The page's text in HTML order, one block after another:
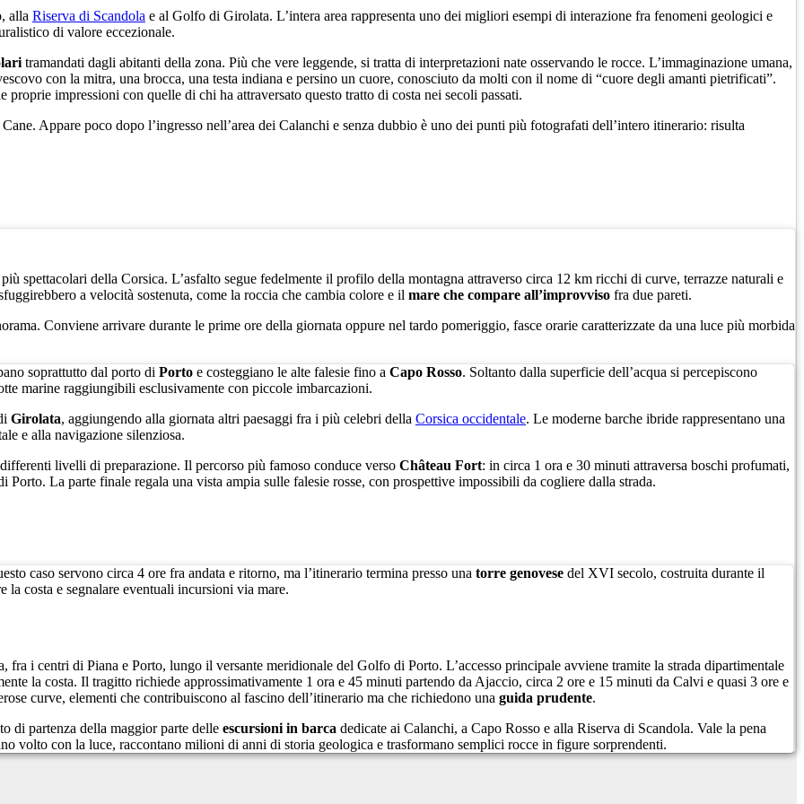
alla Riserva di Scandola e al Golfo di Girolata. L’intera area rappresenta uno dei migliori esempi di interazione fra fenomeni geologici e
di valore eccezionale.
tramandati dagli abitanti della zona. Più che vere leggende, si tratta di interpretazioni nate osservando le rocce. L’immaginazione umana,
con la mitra, una brocca, una testa indiana e persino un cuore, conosciuto da molti con il nome di “cuore degli amanti pietrificati”.
impressioni con quelle di chi ha attraversato questo tratto di costa nei secoli passati.
Appare poco dopo l’ingresso nell’area dei Calanchi e senza dubbio è uno dei punti più fotografati dell’intero itinerario: risulta
spettacolari della Corsica. L’asfalto segue fedelmente il profilo della montagna attraverso circa 12 km ricchi di curve, terrazze naturali e
a velocità sostenuta, come la roccia che cambia colore e il mare che compare all’improvviso fra due pareti.
Conviene arrivare durante le prime ore della giornata oppure nel tardo pomeriggio, fasce orarie caratterizzate da una luce più morbida
soprattutto dal porto di Porto e costeggiano le alte falesie fino a Capo Rosso. Soltanto dalla superficie dell’acqua si percepiscono
marine raggiungibili esclusivamente con piccole imbarcazioni.
Girolata, aggiungendo alla giornata altri paesaggi fra i più celebri della Corsica occidentale. Le moderne barche ibride rappresentano una
e alla navigazione silenziosa.
livelli di preparazione. Il percorso più famoso conduce verso Château Fort: in circa 1 ora e 30 minuti attraversa boschi profumati,
La parte finale regala una vista ampia sulle falesie rosse, con prospettive impossibili da cogliere dalla strada.
caso servono circa 4 ore fra andata e ritorno, ma l’itinerario termina presso una torre genovese del XVI secolo, costruita durante il
costa e segnalare eventuali incursioni via mare.
fra i centri di Piana e Porto, lungo il versante meridionale del Golfo di Porto. L’accesso principale avviene tramite la strada dipartimentale
la costa. Il tragitto richiede approssimativamente 1 ora e 45 minuti partendo da Ajaccio, circa 2 ore e 15 minuti da Calvi e quasi 3 ore e
curve, elementi che contribuiscono al fascino dell’itinerario ma che richiedono una guida prudente.
di partenza della maggior parte delle escursioni in barca dedicate ai Calanchi, a Capo Rosso e alla Riserva di Scandola. Vale la pena
volto con la luce, raccontano milioni di anni di storia geologica e trasformano semplici rocce in figure sorprendenti.